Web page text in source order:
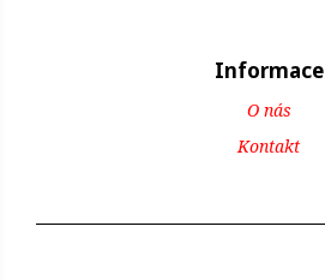
Informace
O nás
Kontakt